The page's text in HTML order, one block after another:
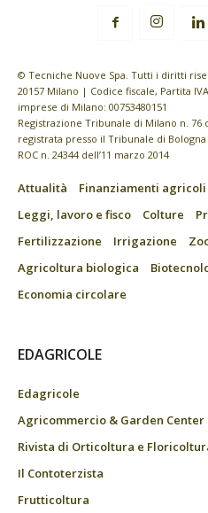
© Tecniche Nuove Spa. Tutti i diritti
20157 Milano | Codice fiscale, Partita
imprese di Milano: 00753480151
Registrazione Tribunale di Milano n. 76
registrata presso il Tribunale di Bologna
ROC n. 24344 dell’11 marzo 2014
Attualità Finanziamenti agricoli
Leggi, lavoro e fisco
Colture
Fertilizzazione
Irrigazione
Agricoltura biologica
Economia circolare
EDAGRICOLE
Edagricole
Agricommercio & Garden Center
Rivista di Orticoltura e
Il Contoterzista
Frutticoltura